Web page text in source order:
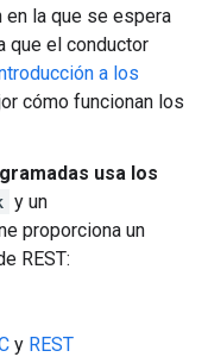
en la que se espera
que el conductor
a los
cómo funcionan los
usa los
y un
proporciona un
REST:
y REST